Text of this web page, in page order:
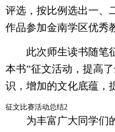
评选，按比例选出一、
作品参加金南学区优秀
此次师生读书随笔
本书”征文活动，提高
识，增加的文化底蕴，
征文比赛活动总结2
为丰富广大同学们